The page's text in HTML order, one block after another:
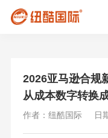
2026亚马逊合规
从成本数字转换
作者：纽酷国际 日